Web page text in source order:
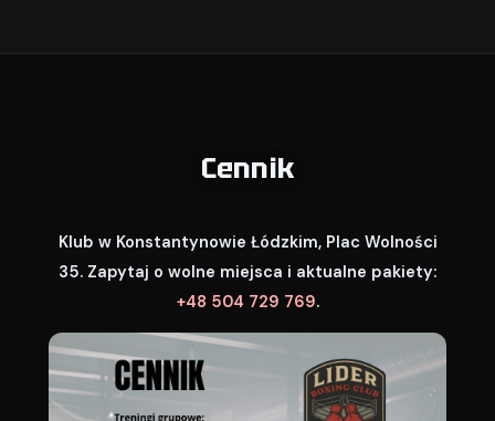
Cennik
Klub w Konstantynowie Łódzkim, Plac Wolności
35. Zapytaj o wolne miejsca i aktualne pakiety:
+48 504 729 769.